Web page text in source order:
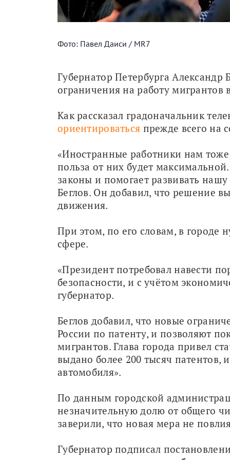
Фото: Павел Даиси / MR7
Губернатор Петербурга
ограничения на работу мигрантов
Как рассказал градоначальник
ориентироваться прежде всего на
«Иностранные работники нам
польза от них будет
законы и помогает развивать
Беглов. Он добавил, что решение
движения.
При этом, по его словам, в городе
сфере.
«Президент потребовал навести
безопасности, и с учётом
губернатор.
Беглов добавил, что новые
России по патенту, и позволяют
мигрантов. Глава города привел
выдано более 200 тысяч
автомобиля».
По данным городской
незначительную долю от общего
заверили, что новая мера не
Губернатор подписал